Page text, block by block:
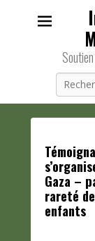
Gaza –
rareté
enfants